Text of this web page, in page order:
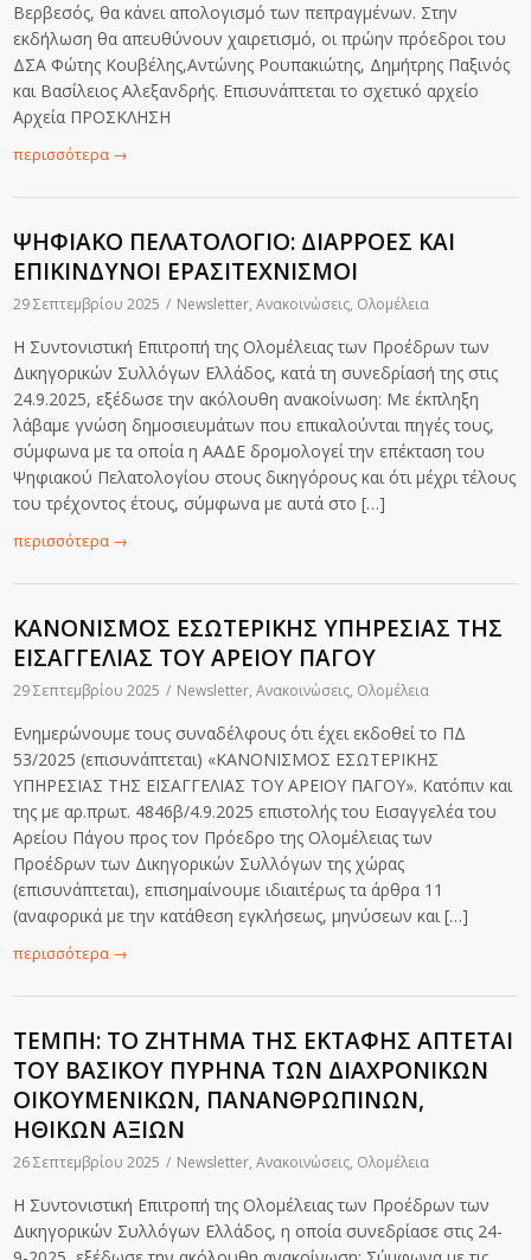
Βερβεσός, θα κάνει απολογισμό των πεπραγμένων. Στην
εκδήλωση θα απευθύνουν χαιρετισμό, οι πρώην πρόεδροι του
ΔΣΑ Φώτης Κουβέλης,Αντώνης Ρουπακιώτης, Δημήτρης Παξινός
και Βασίλειος Αλεξανδρής. Επισυνάπτεται το σχετικό αρχείο
Αρχεία ΠΡΟΣΚΛΗΣΗ
περισσότερα →
ΨΗΦΙΑΚΟ ΠΕΛΑΤΟΛΟΓΙΟ: ΔΙΑΡΡΟΕΣ ΚΑΙ
ΕΠΙΚΙΝΔΥΝΟΙ ΕΡΑΣΙΤΕΧΝΙΣΜΟΙ
29 Σεπτεμβρίου 2025 / Newsletter,Ανακοινώσεις, Ολομέλεια
Η Συντονιστική Επιτροπή της Ολομέλειας των Προέδρων των
Δικηγορικών Συλλόγων Ελλάδος, κατά τη συνεδρίασή της στις
24.9.2025, εξέδωσε την ακόλουθη ανακοίνωση: Με έκπληξη
λάβαμε γνώση δημοσιευμάτων που επικαλούνται πηγές τους,
σύμφωνα με τα οποία η ΑΑΔΕ δρομολογεί την επέκταση του
Ψηφιακού Πελατολογίου στους δικηγόρους και ότι μέχρι τέλους
του τρέχοντος έτους, σύμφωνα με αυτά στο […]
περισσότερα →
ΚΑΝΟΝΙΣΜΟΣ ΕΣΩΤΕΡΙΚΗΣ ΥΠΗΡΕΣΙΑΣ ΤΗΣ
ΕΙΣΑΓΓΕΛΙΑΣ ΤΟΥ ΑΡΕΙΟΥ ΠΑΓΟΥ
29 Σεπτεμβρίου 2025 / Newsletter,Ανακοινώσεις, Ολομέλεια
Ενημερώνουμε τους συναδέλφους ότι έχει εκδοθεί το ΠΔ
53/2025 (επισυνάπτεται) «ΚΑΝΟΝΙΣΜΟΣ ΕΣΩΤΕΡΙΚΗΣ
ΥΠΗΡΕΣΙΑΣ ΤΗΣ ΕΙΣΑΓΓΕΛΙΑΣ ΤΟΥ ΑΡΕΙΟΥ ΠΑΓΟΥ». Κατόπιν και
της με αρ.πρωτ. 4846β/4.9.2025 επιστολής του Εισαγγελέα του
Αρείου Πάγου προς τον Πρόεδρο της Ολομέλειας των
Προέδρων των Δικηγορικών Συλλόγων της χώρας
(επισυνάπτεται), επισημαίνουμε ιδιαιτέρως τα άρθρα 11
(αναφορικά με την κατάθεση εγκλήσεως, μηνύσεων και […]
περισσότερα →
ΤΕΜΠΗ: ΤΟ ΖΗΤΗΜΑ ΤΗΣ ΕΚΤΑΦΗΣ ΑΠΤΕΤΑΙ
ΤΟΥ ΒΑΣΙΚΟΥ ΠΥΡΗΝΑ ΤΩΝ ΔΙΑΧΡΟΝΙΚΩΝ
ΟΙΚΟΥΜΕΝΙΚΩΝ, ΠΑΝΑΝΘΡΩΠΙΝΩΝ,
ΗΘΙΚΩΝ ΑΞΙΩΝ
26 Σεπτεμβρίου 2025 / Newsletter,Ανακοινώσεις, Ολομέλεια
Η Συντονιστική Επιτροπή της Ολομέλειας των Προέδρων των
Δικηγορικών Συλλόγων Ελλάδος, η οποία συνεδρίασε στις 24-